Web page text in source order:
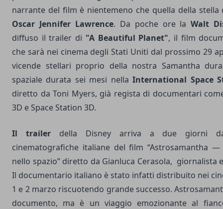
narrante del film è nientemeno che quella della stella
Oscar Jennifer Lawrence. Da poche ore laWalt
diffuso il trailer di "A Beautiful Planet", il film
che sarà nei cinema degli Stati Uniti dal prossimo 29
vicende stellari proprio della nostra Samantha
spaziale durata sei mesi nella International Space
diretto da Toni Myers, già regista di documentari
3D e Space Station 3D.
Il trailerdella Disney arriva a due giorni
cinematografiche italiane del film“Astrosamantha
nello spazio”diretto da Gianluca Cerasola, giornalista
Il documentario italiano è stato infatti distribuito nei
1 e 2 marzo riscuotendo grande successo.
documento, ma è un viaggio emozionante al